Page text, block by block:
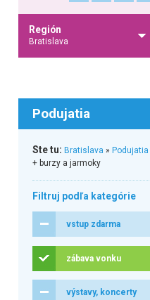
Región
Bratislava
Podujatia
Ste tu: Bratislava » Podujatia
+ burzy a jarmoky
Filtruj podľa kategórie
vstup zdarma
zábava vonku
výstavy, koncerty